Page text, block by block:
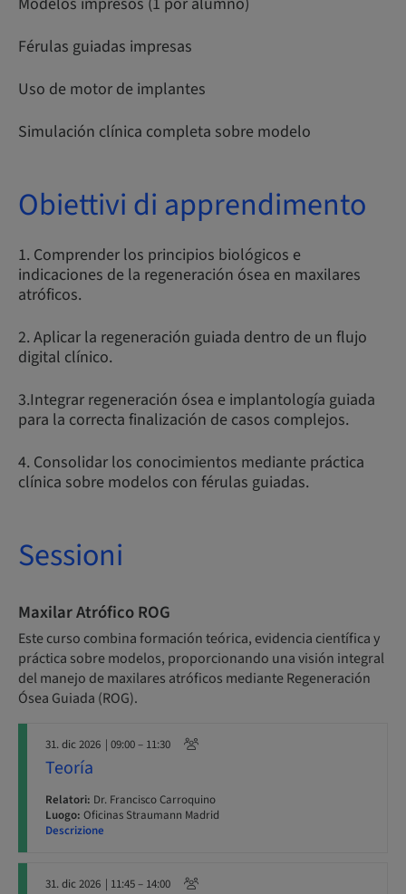
Férulas guiadas impresas
Uso de motor de implantes
Simulación clínica completa sobre modelo
Obiettivi di apprendimento
1. Comprender los principios biológicos e
indicaciones de la regeneración ósea en maxilares
atróficos.
2. Aplicar la regeneración guiada dentro de un flujo
digital clínico.
3.Integrar regeneración ósea e implantología guiada
para la correcta finalización de casos complejos.
4. Consolidar los conocimientos mediante práctica
clínica sobre modelos con férulas guiadas.
Sessioni
Maxilar Atrófico ROG
Este curso combina formación teórica, evidencia científica y
práctica sobre modelos, proporcionando una visión integral
del manejo de maxilares atróficos mediante Regeneración
Ósea Guiada (ROG).
31. dic 2026 | 09:00 – 11:30
Teoría
Relatori: Dr. Francisco Carroquino
Luogo: Oficinas Straumann Madrid
Descrizione
31. dic 2026 | 11:45 – 14:00